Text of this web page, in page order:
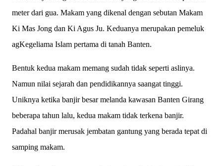
meter dari gua. Makam yang dikenal dengan sebutan Makam
Ki Mas Jong dan Ki Agus Ju. Keduanya merupakan pemeluk
agKegeliama Islam pertama di tanah Banten.
Bentuk kedua makam memang sudah tidak seperti aslinya.
Namun nilai sejarah dan pendidikannya saangat tinggi.
Uniknya ketika banjir besar melanda kawasan Banten Girang
beberapa tahun lalu, kedua makam tidak terkena banjir.
Padahal banjir merusak jembatan gantung yang berada tepat di
samping makam.